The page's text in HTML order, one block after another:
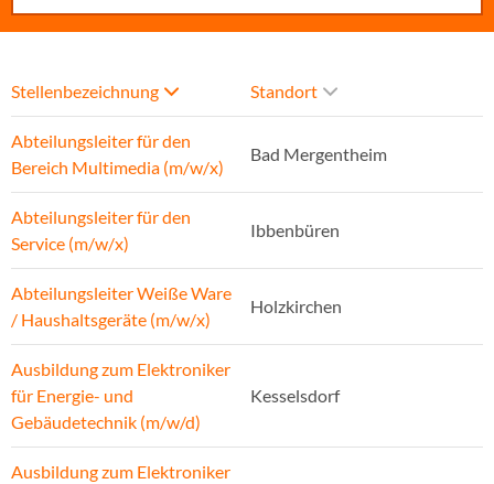
Stellenbezeichnung Standort
Abteilungsleiter für den
Bereich Multimedia (m/w/x)
Bad Mergentheim
Abteilungsleiter für den
Service (m/w/x)
Ibbenbüren
Abteilungsleiter Weiße Ware
/ Haushaltsgeräte (m/w/x)
Holzkirchen
Ausbildung zum Elektroniker
für Energie- und
Gebäudetechnik (m/w/d)
Kesselsdorf
Ausbildung zum Elektroniker